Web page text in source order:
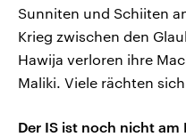
Sunniten und Schiiten
Krieg zwischen den
Hawija verloren ihre
Maliki. Viele rächten
Der IS ist noch nicht am